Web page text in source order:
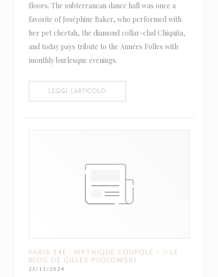
floors. The subterranean dance hall was once a
favorite of Joséphine Baker, who performed with
her pet cheetah, the diamond collar-clad Chiquita,
and today pays tribute to the Années Folles with
monthly burlesque evenings.
LEGGI L'ARTICOLO
PARIS 14E : MYTHIQUE COUPOLE ! // LE
BLOG DE GILLES PUDLOWSKI
21/11/2024